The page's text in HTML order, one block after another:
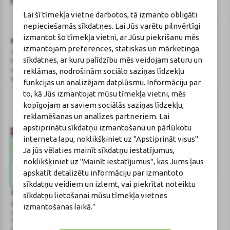
Lai šī tīmekļa vietne darbotos, tā izmanto obligāti
nepieciešamās sīkdatnes. Lai Jūs varētu pilnvērtīgi
izmantot šo tīmekļa vietni, ar Jūsu piekrišanu mēs
izmantojam preferences, statiskas un mārketinga
sīkdatnes, ar kuru palīdzību mēs veidojam saturu un
reklāmas, nodrošinām sociālo saziņas līdzekļu
funkcijas un analizējam datplūsmu. Informāciju par
to, kā Jūs izmantojat mūsu tīmekļa vietni, mēs
kopīgojam ar saviem sociālās saziņas līdzekļu,
reklamēšanas un analīzes partneriem. Lai
apstiprinātu sīkdatņu izmantošanu un pārlūkotu
interneta lapu, noklikšķiniet uz "Apstiprināt visus".
Ja jūs vēlaties mainīt sīkdatņu iestatījumus,
noklikšķiniet uz "Mainīt iestatījumus", kas Jums ļaus
apskatīt detalizētu informāciju par izmantoto
sīkdatņu veidiem un izlemt, vai piekrītat noteiktu
sīkdatņu lietošanai mūsu tīmekļa vietnes
izmantošanas laikā.”
Google
reCAPTCHA
BENU Aptieka Latvija, SIA
Juridiskā adrese / Faktiskā adrese:
Noliktavu iela 5, Dreiliņi, Stopiņu
novads, LV-2130
Reģistrācijas Nr.: 40003252167
Licence
Licences numurs: A00010
E-aptiekas kontakti
Aptiekas vadītāja:
Sertificēta farmaceite: Jeļena
Gončarova
Reģistrācijas Nr.: F-0834
Sertifikāta Nr.: 215.2025
Zāļu valsts aģentūra
www.zva.gov.lv
Veselības inspekcija